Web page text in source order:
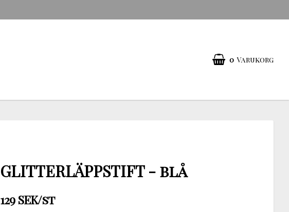
0 Varukorg
GLITTERLÄPPSTIFT - blå
129 SEK/st